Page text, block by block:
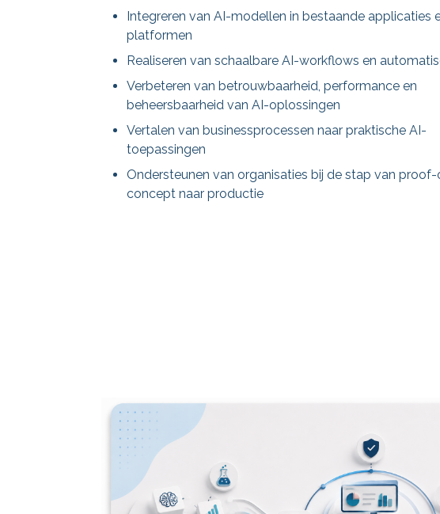
Integreren van AI-modellen in bestaande applicaties
platformen
Realiseren van schaalbare AI-workflows en
Verbeteren van betrouwbaarheid, performance en
beheersbaarheid van AI-oplossingen
Vertalen van businessprocessen naar praktische AI-
toepassingen
Ondersteunen van organisaties bij de stap van
concept naar productie